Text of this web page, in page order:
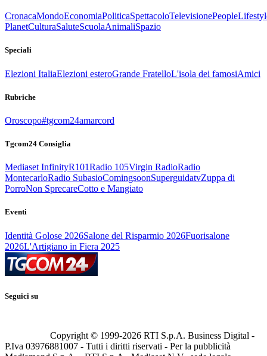
CronacaMondoEconomiaPoliticaSpettacoloTelevisionePeople
PlanetCulturaSaluteScuolaAnimaliSpazio
Speciali
Elezioni ItaliaElezioni esteroGrande FratelloL'isola dei famosiAmici
Rubriche
Oroscopo#tgcom24amarcord
Tgcom24 Consiglia
Mediaset InfinityR101Radio 105Virgin RadioRadio
MontecarloRadio SubasioComingsoonSuperguidatvZuppa di
PorroNon SprecareCotto e Mangiato
Eventi
Identità Golose 2026Salone del Risparmio 2026Fuorisalone
2026L'Artigiano in Fiera 2025
Seguici su
Copyright © 1999-2026 RTI S.p.A. Business Digital -
P.Iva 03976881007 - Tutti i diritti riservati - Per la pubblicità